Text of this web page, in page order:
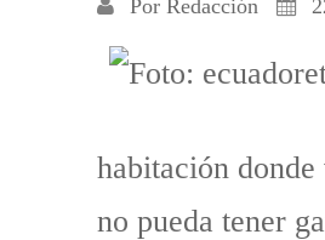
Por Redacción
habitación
no pueda tener